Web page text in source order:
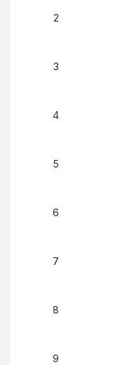
2
3
4
5
6
7
8
9